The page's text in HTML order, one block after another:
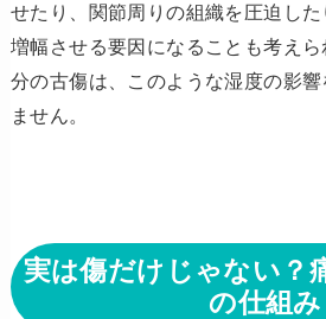
せたり、関節周りの組織を圧迫し
増幅させる要因になることも考え
分の古傷は、このような湿度の影
ません。
実は傷だけじゃない？
の仕組み